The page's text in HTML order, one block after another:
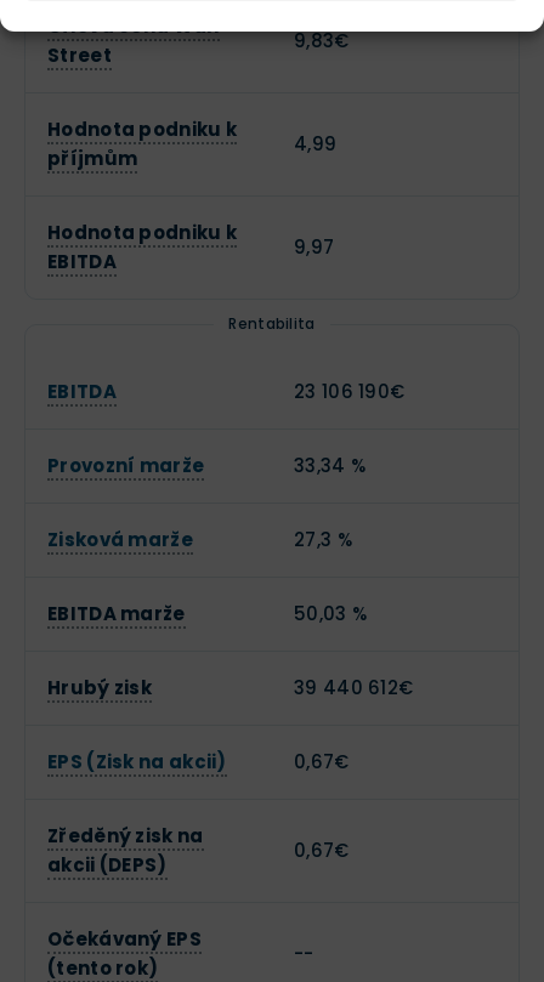
Cílová cena Wall
Street
9,83€
Hodnota podniku k
příjmům
4,99
Hodnota podniku k
EBITDA
9,97
Rentabilita
EBITDA 23 106 190€
Provozní marže 33,34 %
Zisková marže 27,3 %
EBITDA marže 50,03 %
Hrubý zisk 39 440 612€
EPS (Zisk na akcii) 0,67€
Zředěný zisk na
akcii (DEPS)
0,67€
Očekávaný EPS
(tento rok)
--